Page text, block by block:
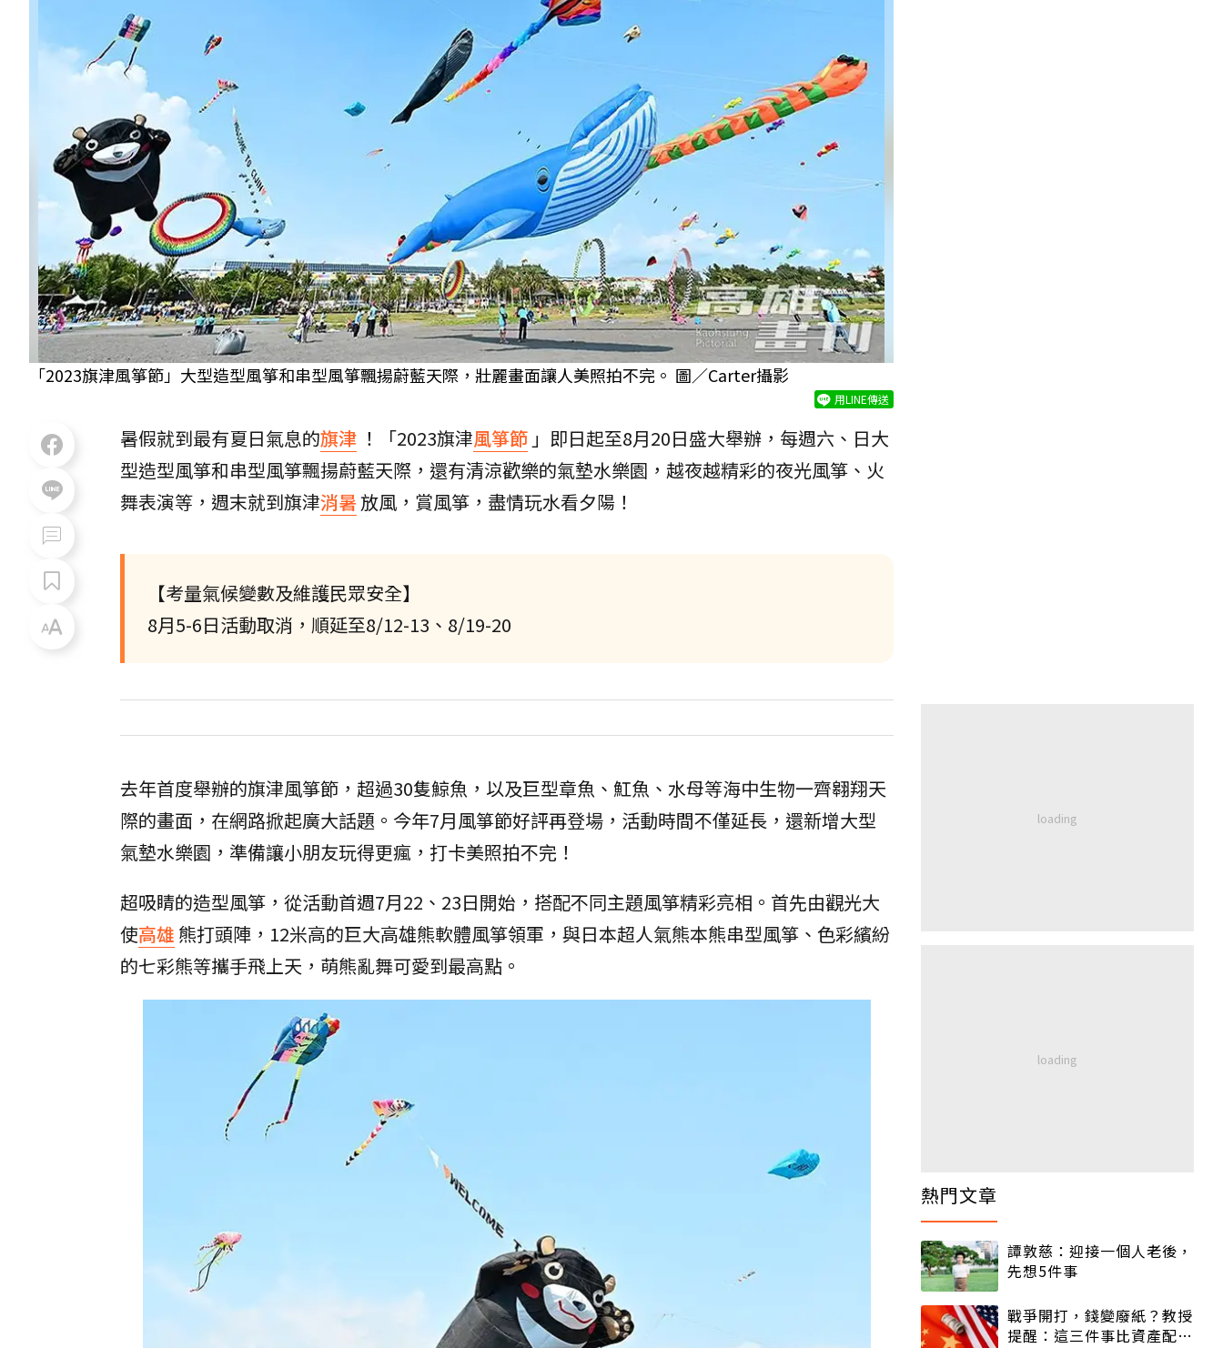
「2023旗津風箏節」大型造型風箏和串型風箏飄揚蔚藍天際，壯麗畫面讓人美照拍不完。 圖／Carter攝影
用LINE傳送
暑假就到最有夏日氣息的旗津 ！「2023旗津風箏節 」即日起至8月20日盛大舉辦，每週六、日大
型造型風箏和串型風箏飄揚蔚藍天際，還有清涼歡樂的氣墊水樂園，越夜越精彩的夜光風箏、火
舞表演等，週末就到旗津消暑放風，賞風箏，盡情玩水看夕陽！
【考量氣候變數及維護民眾安全】
8月5-6日活動取消，順延至8/12-13、8/19-20
去年首度舉辦的旗津風箏節，超過30隻鯨魚，以及巨型章魚、魟魚、水母等海中生物一齊翱翔天
際的畫面，在網路掀起廣大話題。今年7月風箏節好評再登場，活動時間不僅延長，還新增大型
氣墊水樂園，準備讓小朋友玩得更瘋，打卡美照拍不完！
超吸睛的造型風箏，從活動首週7月22、23日開始，搭配不同主題風箏精彩亮相。首先由觀光大
使高雄 熊打頭陣，12米高的巨大高雄熊軟體風箏領軍，與日本超人氣熊本熊串型風箏、色彩繽紛
的七彩熊等攜手飛上天，萌熊亂舞可愛到最高點。
熱門文章
譚敦慈：迎接一個人老後，
先想5件事
戰爭開打，錢變廢紙？教授
提醒：這三件事比資產配置